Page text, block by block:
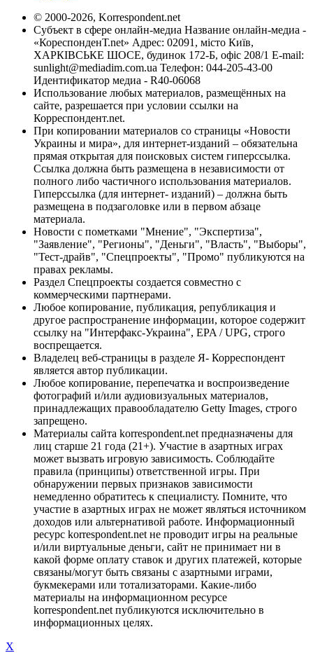
© 2000-2026, Korrespondent.net
Субъект в сфере онлайн-медиа Название онлайн-медиа -
«КореспонденТ.net» Адрес: 02091, місто Київ,
ХАРКІВСЬКЕ ШОСЕ, будинок 172-Б, офіс 208/1 E-mail:
sunlight@mediadim.com.ua Телефон: 044-205-43-00
Идентификатор медиа - R40-06068
Использование любых материалов, размещённых на
сайте, разрешается при условии ссылки на
Корреспондент.net.
При копировании материалов со страницы «Новости
Украины и мира», для интернет-изданий – обязательна
прямая открытая для поисковых систем гиперссылка.
Ссылка должна быть размещена в независимости от
полного либо частичного использования материалов.
Гиперссылка (для интернет- изданий) – должна быть
размещена в подзаголовке или в первом абзаце
материала.
Новости с пометками "Мнение", "Экспертиза",
"Заявление", "Регионы", "Деньги", "Власть", "Выборы",
"Тест-драйв", "Спецпроекты", "Промо" публикуются на
правах рекламы.
Раздел Спецпроекты создается совместно с
коммерческими партнерами.
Любое копирование, публикация, републикация и
другое распространение информации, которое содержит
ссылку на "Интерфакс-Украина", EPA / UPG, строго
воспрещается.
Владелец веб-страницы в разделе Я- Корреспондент
является автор публикации.
Любое копирование, перепечатка и воспроизведение
фотографий и/или аудиовизуальных материалов,
принадлежащих правообладателю Getty Images, строго
запрещено.
Материалы сайта korrespondent.net предназначены для
лиц старше 21 года (21+). Участие в азартных играх
может вызвать игровую зависимость. Соблюдайте
правила (принципы) ответственной игры. При
обнаружении первых признаков зависимости
немедленно обратитесь к специалисту. Помните, что
участие в азартных играх не может являться источником
доходов или альтернативой работе. Информационный
ресурс korrespondent.net не проводит игры на реальные
и/или виртуальные деньги, сайт не принимает ни в
какой форме оплату ставок и других платежей, которые
связаны/могут быть связаны с азартными играми,
букмекерами или тотализаторами. Какие-либо
материалы на информационном ресурсе
korrespondent.net публикуются исключительно в
информационных целях.
X